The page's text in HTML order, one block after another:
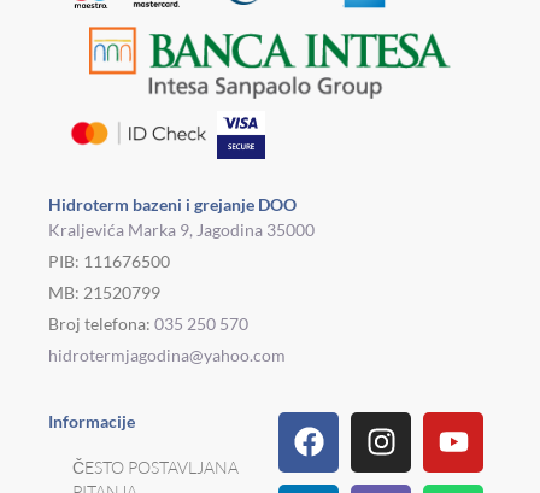
Hidroterm bazeni i grejanje DOO
Kraljevića Marka 9, Jagodina 35000
PIB: 111676500
MB: 21520799
Broj telefona: 035 250 570
hidrotermjagodina@yahoo.com
Informacije
ČESTO POSTAVLJANA
FacebookInstagram
Linkedin
Viber
TiktokPinterest